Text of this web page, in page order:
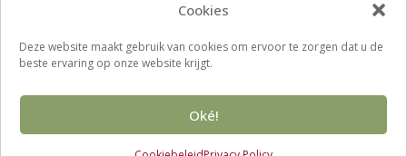
Cookies
Deze website maakt gebruik van cookies om ervoor te zorgen dat u de
beste ervaring op onze website krijgt.
Oké!
071-5415500 | installaties@rijndorp.com